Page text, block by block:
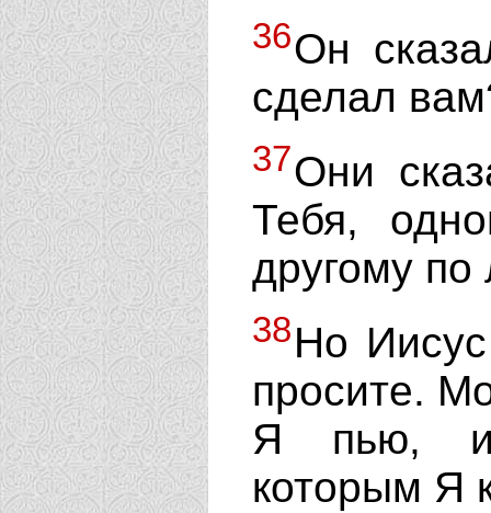
36Он
сделал
37Они
Тебя,
другому
38Но
просите.
Я пью, и
которым Я